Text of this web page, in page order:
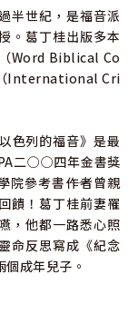
半世紀，是福音派
。葛丁桂出版多本
Word Biblical Co
International Cri
色列的福音》是最
二○○四年金書獎
參考書――作者曾親
饋！葛丁桂前妻罹
，他都一路悉心照
命反思寫成《紀念
成年兒子。